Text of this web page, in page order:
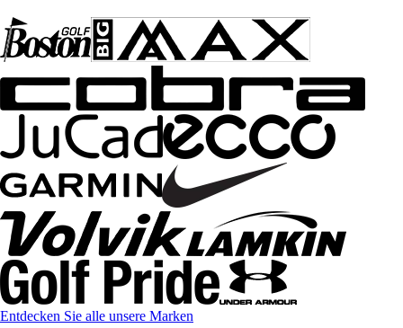
Entdecken Sie alle unsere Marken